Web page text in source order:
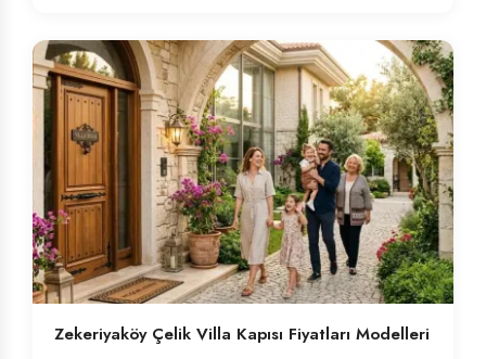
Zekeriyaköy Çelik Villa Kapısı Fiyatları Modelleri